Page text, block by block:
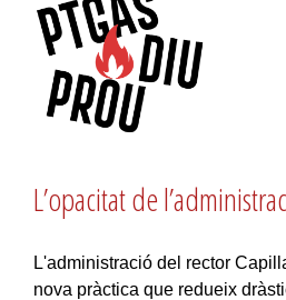
L’opacitat de
L'administració del rector
nova pràctica que redueix